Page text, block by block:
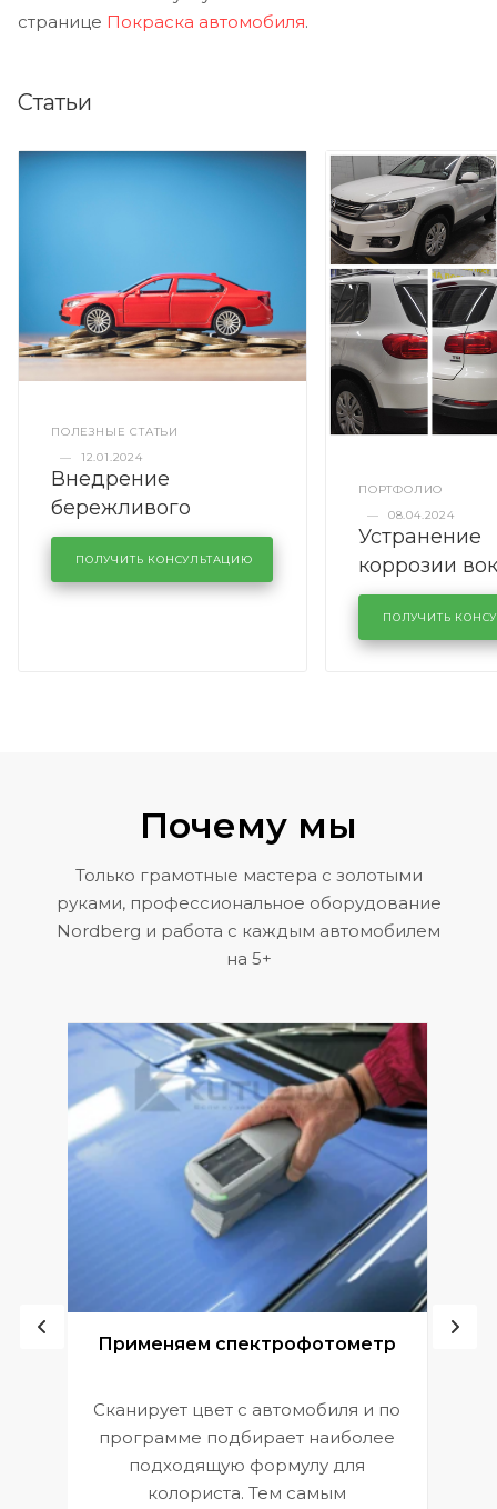
странице Покраска автомобиля.
Статьи
ПОЛЕЗНЫЕ СТАТЬИ
—
12.01.2024
Внедрение
бережливого
производства в
кузовном сервисе
KUTUZOVV
ПОЛУЧИТЬ КОНСУЛЬТАЦИЮ
ПОРТФОЛИО
—
08.04.2024
Устранение
коррозии
лобового
районе
Volkswagen
ПОЛУЧИТЬ
Почему мы
Только грамотные мастера с золотыми
руками, профессиональное оборудование
Nordberg и работа с каждым автомобилем
на 5+
Применяем спектрофотометр
Сканирует цвет с автомобиля и по
программе подбирает наиболее
подходящую формулу для
колориста. Тем самым